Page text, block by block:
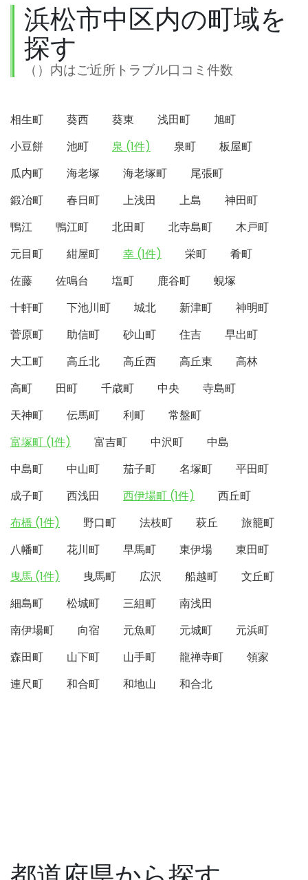
浜松市中区内の町域を
探す
（）内はご近所トラブル口コミ件数
相生町 葵西 葵東 浅田町
旭町
小豆餅
池町 泉 (1件) 泉町
板屋町
瓜内町
海老塚 海老塚町
尾張町
鍛冶町
春日町 上浅田 上島
神田町
鴨江
鴨江町 北田町 北寺島町
木戸町
元目町
紺屋町 幸 (1件) 栄町
肴町
佐藤
佐鳴台 塩町 鹿谷町
蜆塚
十軒町
下池川町 城北 新津町
神明町
菅原町
助信町 砂山町 住吉
早出町
大工町
高丘北 高丘西 高丘東
高林
高町
田町 千歳町 中央
寺島町
天神町
伝馬町 利町
常盤町
富塚町 (1件)
富吉町 中沢町
中島
中島町
中山町 茄子町 名塚町
平田町
成子町
西浅田 西伊場町 (1件)
西丘町
布橋 (1件)
野口町 法枝町 萩丘
旅籠町
八幡町
花川町 早馬町 東伊場
東田町
曳馬 (1件)
曳馬町 広沢 船越町
文丘町
細島町
松城町 三組町
南浅田
南伊場町
向宿 元魚町 元城町
元浜町
森田町
山下町 山手町 龍禅寺町
領家
連尺町
和合町 和地山 和合北